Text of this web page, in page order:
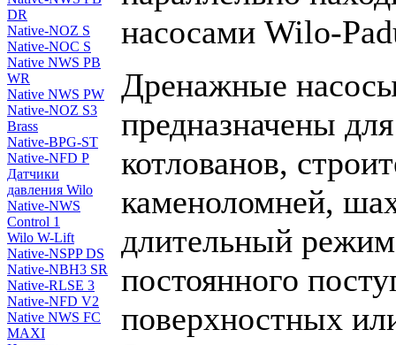
DR
Native-NOZ S
Native-NOC S
Native NWS PB
WR
Native NWS PW
Native-NOZ S3
Brass
Native-BPG-ST
Native-NFD P
Датчики
давления Wilo
Native-NWS
Control 1
Wilo W-Lift
Native-NSPP DS
Native-NBH3 SR
Native-RLSE 3
Native-NFD V2
Native NWS FC
MAXI
насосами Wilo-
Дренажные
предназначены
котлованов,
каменоломней,
длительный
постоянного
поверхностных